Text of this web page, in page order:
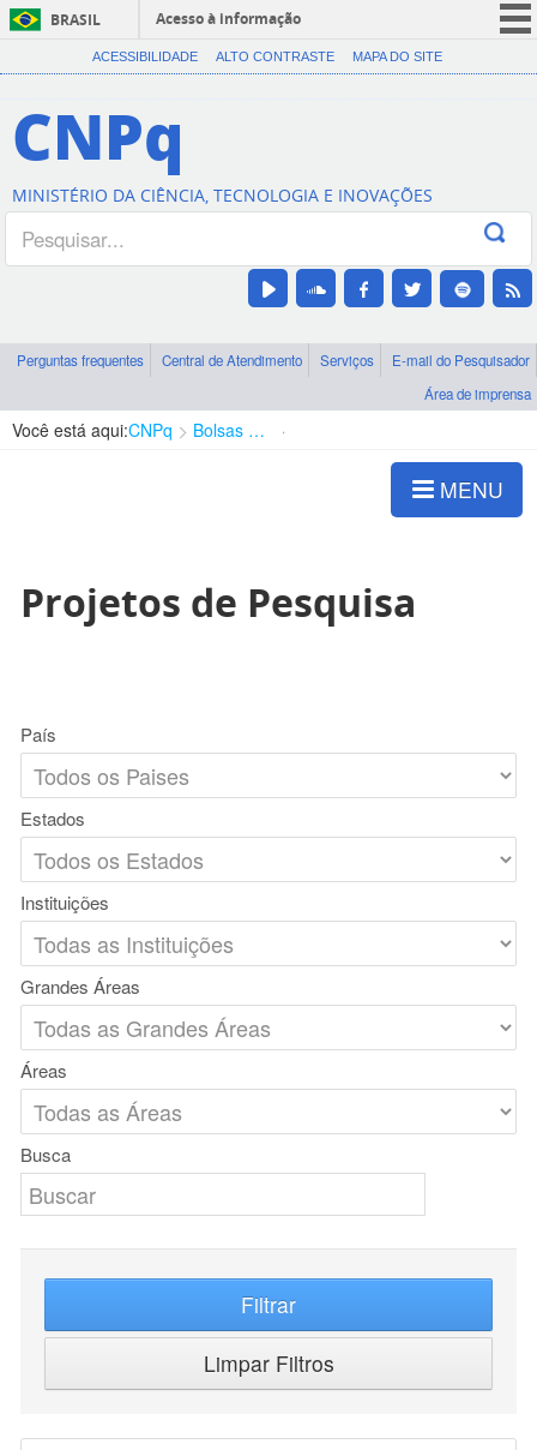
BRASIL
Acesso à informação
CORONAVÍRUS (COVID-19)
Canais
ACESSIBILIDADE ALTO CONTRASTE MAPA DO SITE
CNPq
MINISTÉRIO DA CIÊNCIA, TECNOLOGIA E INOVAÇÕES
Perguntas frequentes Central de Atendimento Serviços
E-mail do Pesquisador
Área de imprensa
Você está aqui:CNPq Bolsas e Auxílios Vigentes
MENU
Projetos de Pesquisa
País
Estados
Instituições
Grandes Áreas
Áreas
Busca
Filtrar
Limpar Filtros